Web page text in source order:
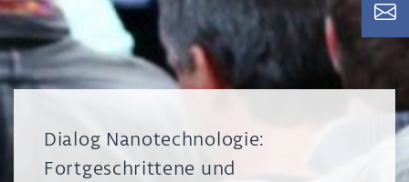
Dialog Nanotechnologie:
Fortgeschrittene und